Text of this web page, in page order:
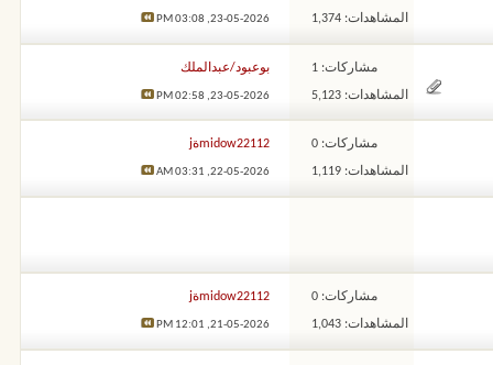
المشاهدات: 1,374 23-05-2026,
03:08 PM
مشاركات: 1
المشاهدات: 5,123
بوعبود/عبدالملك
23-05-2026,
02:58 PM
مشاركات: 0
المشاهدات: 1,119
midow22112ةj
22-05-2026,
03:31 AM
مشاركات: 0
المشاهدات: 1,043
midow22112ةj
21-05-2026,
12:01 PM